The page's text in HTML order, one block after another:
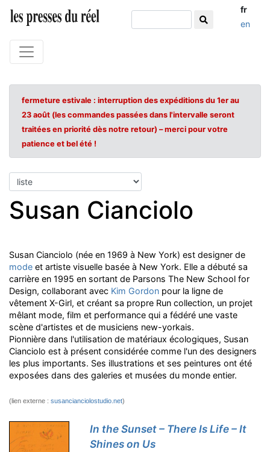
fr
en
fermeture estivale : interruption des expéditions du 1er au
23 août (les commandes passées dans l'intervalle seront
traitées en priorité dès notre retour) – merci pour votre
patience et bel été !
Susan Cianciolo
Susan Cianciolo (née en 1969 à New York) est designer de
mode et artiste visuelle basée à New York. Elle a débuté sa
carrière en 1995 en sortant de Parsons The New School for
Design, collaborant avec Kim Gordon pour la ligne de
vêtement X-Girl, et créant sa propre Run collection, un projet
mêlant mode, film et performance qui a fédéré une vaste
scène d'artistes et de musiciens new-yorkais.
Pionnière dans l'utilisation de matériaux écologiques, Susan
Cianciolo est à présent considérée comme l'un des designers
les plus importants. Ses illustrations et ses peintures ont été
exposées dans des galeries et musées du monde entier.
(lien externe : susancianciolostudio.net)
In the Sunset – There Is Life – It
Shines on Us